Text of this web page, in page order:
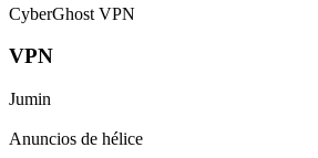
CyberGhost VPN
VPN
Jumin
Anuncios de hélice